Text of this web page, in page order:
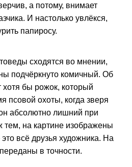
а потому, внимает
И настолько увлёкся,
папиросу.
сходятся во мнении,
подчёркнуто комичный. Об
хотя бы рожок, который
псовой охоты, когда зверя
абсолютно лишний при
на картине изображены
всё друзья художника. На
в точности.